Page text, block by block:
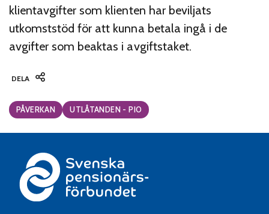
klientavgifter som klienten har beviljats
utkomststöd för att kunna betala ingå i de
avgifter som beaktas i avgiftstaket.
DELA
Categories:
PÅVERKAN UTLÅTANDEN - PIO